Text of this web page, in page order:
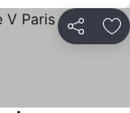
Partilhar